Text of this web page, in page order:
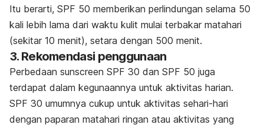
Itu berarti, SPF 50 memberikan perlindungan selama 50
kali lebih lama dari waktu kulit mulai terbakar matahari
(sekitar 10 menit), setara dengan 500 menit.
3. Rekomendasi penggunaan
Perbedaan sunscreen SPF 30 dan SPF 50 juga
terdapat dalam kegunaannya untuk aktivitas harian.
SPF 30 umumnya cukup untuk aktivitas sehari-hari
dengan paparan matahari ringan atau aktivitas yang